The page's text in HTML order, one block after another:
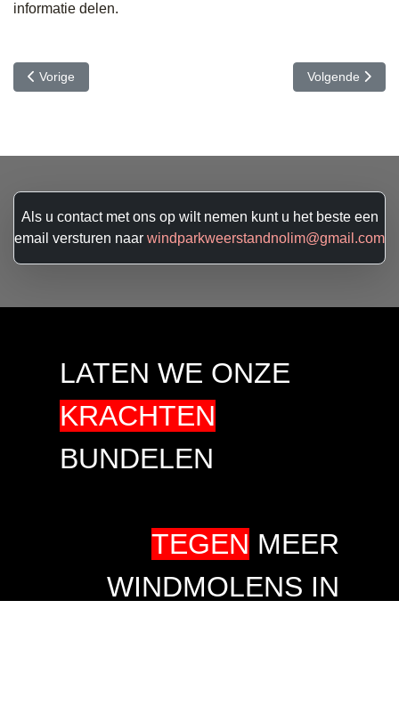
informatie delen.
Vorig artikel: We organiseren een infoavond (deel 2)
Vorige Volgende
Volgende
Als u contact met ons op wilt nemen kunt u het beste een
email versturen naar windparkweerstandnolim@gmail.com
LATEN WE ONZE
KRACHTEN
BUNDELEN
TEGEN MEER
WINDMOLENS IN